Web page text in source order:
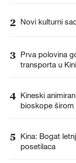
2 Novi kulturni
3 Prva polovina
transporta u
4 Kineski
bioskope širom
5
Kina: Bogat
posetilaca